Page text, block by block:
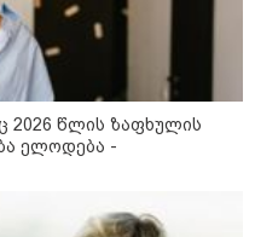
ჩაბნელდა საქართველო
და გველოდება თუ არა
მასშტაბური
- "პრობლემის
დაახლოებით ერთი
08-2026
საზოგადოების
2008 წლის
საქართველოს აგვისტოს
2026 წლის ზაფხულის
ელოდება -